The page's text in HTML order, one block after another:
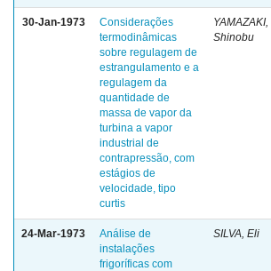
30-Jan-1973
Considerações
termodinâmicas
sobre regulagem de
estrangulamento e a
regulagem da
quantidade de
massa de vapor da
turbina a vapor
industrial de
contrapressão, com
estágios de
velocidade, tipo
curtis
YAMAZAKI,
Shinobu
24-Mar-1973
Análise de
instalações
frigoríficas com
SILVA, Eli